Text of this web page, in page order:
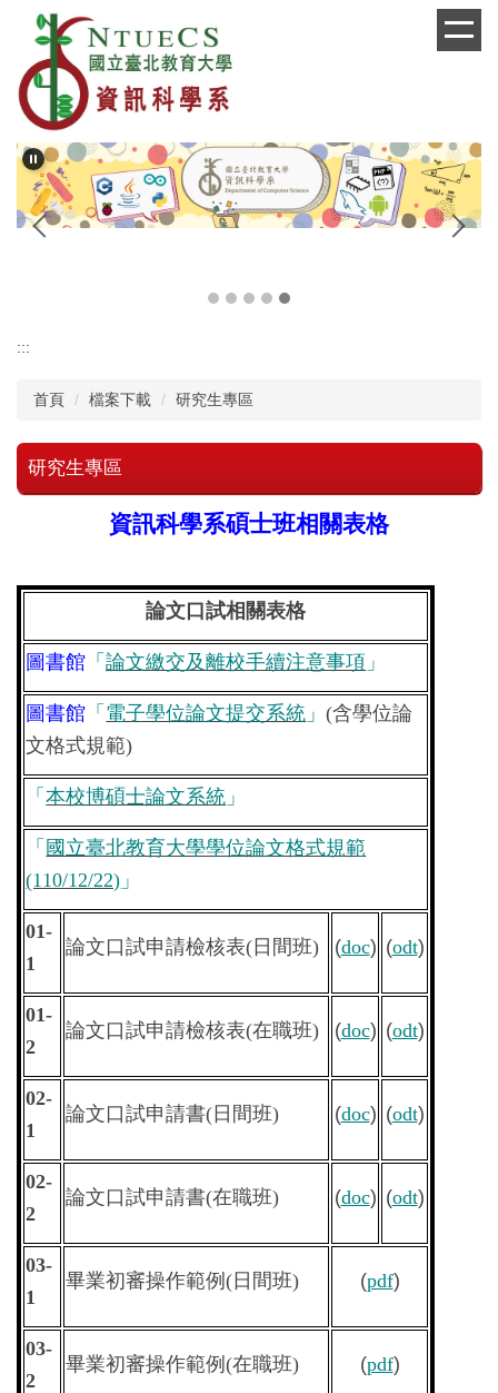
要
內
區
:::
首頁 檔案下載 研究生專區
研究生專區
資訊科學系碩士班相關表格
論文口試相關表格
圖書館 「論文繳交及離校手續注意事項 」
圖書館 「 電子學位論文提交系統 」(含學位論
文格式規範)
「本校博碩士論文系統 」
「 國立臺北教育大學學位論文格式規範
(110/12/22) 」
01-
1
論文口試申請檢核表(日間班) (doc) (odt)
01-
2
論文口試申請檢核表(在職班) (doc) (odt)
02-
1
論文口試申請書(日間班) (doc) (odt)
02-
2
論文口試申請書(在職班) (doc) (odt)
03-
1
畢業初審操作範例(日間班) (pdf)
03-
2
畢業初審操作範例(在職班) (pdf)